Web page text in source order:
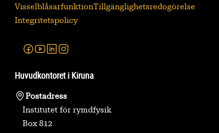
VisselblåsarfunktionTillgänglighetsredogörelse
Integritetspolicy
Facebook
Youtube
Linkedin
Huvudkontoret i Kiruna
Postadress
Institutet för rymdfysik
Box 812